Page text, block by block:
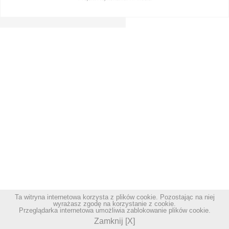
Ta witryna internetowa korzysta z plików cookie. Pozostając na niej
wyrażasz zgodę na korzystanie z cookie.
Przeglądarka internetowa umożliwia zablokowanie plików cookie.
Zamknij [X]